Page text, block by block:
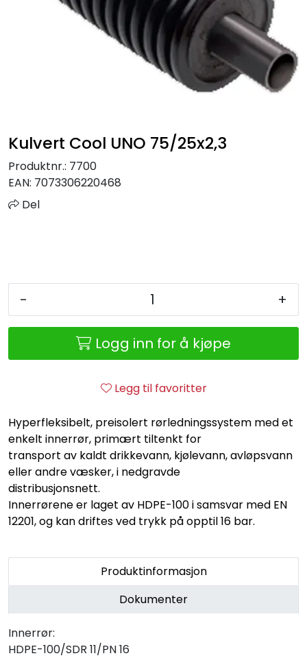
Kulvert Cool UNO 75/25x2,3
Produktnr.: 7700
EAN: 7073306220468
Del
- +
Logg inn for å kjøpe
Legg til favoritter
Hyperfleksibelt, preisolert rørledningssystem med et
enkelt innerrør, primært tiltenkt for
transport av kaldt drikkevann, kjølevann, avløpsvann
eller andre væsker, i nedgravde
distribusjonsnett.
Innerrørene er laget av HDPE-100 i samsvar med EN
12201, og kan driftes ved trykk på opptil 16 bar.
Produktinformasjon
Dokumenter
Innerrør:
HDPE-100/SDR 11/PN 16
Varmeanlegg
Outlet
Retur/reklamasjon